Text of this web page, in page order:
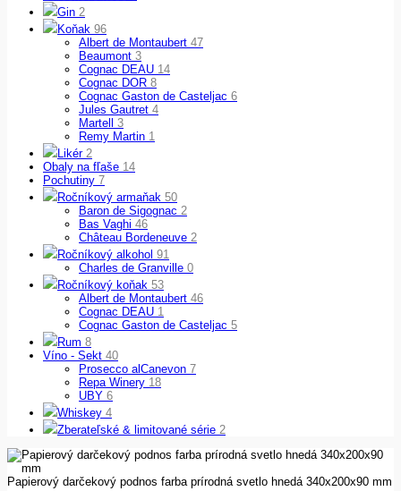
Gin 2
Koňak 96
Albert de Montaubert 47
Beaumont 3
Cognac DEAU 14
Cognac DOR 8
Cognac Gaston de Casteljac 6
Jules Gautret 4
Martell 3
Remy Martin 1
Likér 2
Obaly na fľaše 14
Pochutiny 7
Ročníkový armaňak 50
Baron de Sigognac 2
Bas Vaghi 46
Château Bordeneuve 2
Ročníkový alkohol 91
Charles de Granville 0
Ročníkový koňak 53
Albert de Montaubert 46
Cognac DEAU 1
Cognac Gaston de Casteljac 5
Rum 8
Víno - Sekt 40
Prosecco alCanevon 7
Repa Winery 18
UBY 6
Whiskey 4
Zberateľské & limitované série 2
Papierový darčekový podnos farba prírodná svetlo hnedá 340x200x90 mm